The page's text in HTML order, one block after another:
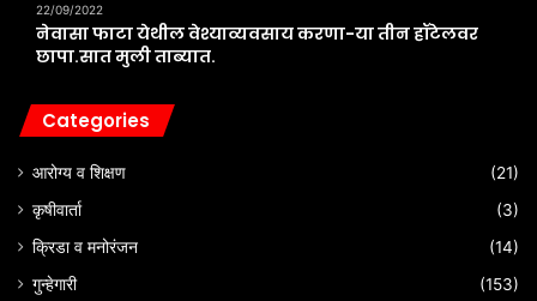
22/09/2022
नेवासा फाटा येथील वेश्याव्यवसाय करणा-या तीन हॉटेलवर
छापा.सात मुली ताब्यात.
Categories
आरोग्य व शिक्षण
(21)
कृषीवार्ता
(3)
क्रिडा व मनोरंजन
(14)
गुन्हेगारी
(153)